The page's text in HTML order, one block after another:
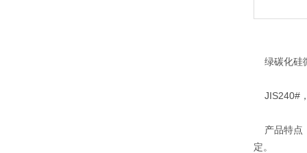
绿碳化硅
JIS240#
产品特点
定。